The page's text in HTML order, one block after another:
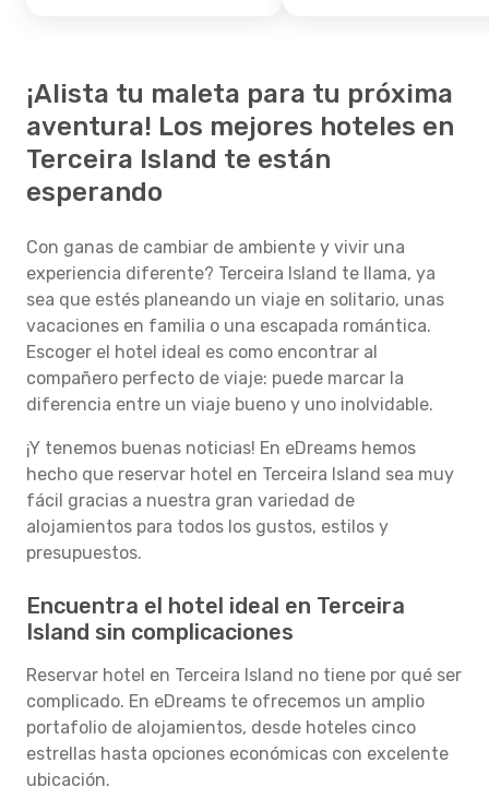
¡Alista tu maleta para tu próxima
aventura! Los mejores hoteles en
Terceira Island te están
esperando
Con ganas de cambiar de ambiente y vivir una
experiencia diferente? Terceira Island te llama, ya
sea que estés planeando un viaje en solitario, unas
vacaciones en familia o una escapada romántica.
Escoger el hotel ideal es como encontrar al
compañero perfecto de viaje: puede marcar la
diferencia entre un viaje bueno y uno inolvidable.
¡Y tenemos buenas noticias! En eDreams hemos
hecho que reservar hotel en Terceira Island sea muy
fácil gracias a nuestra gran variedad de
alojamientos para todos los gustos, estilos y
presupuestos.
Encuentra el hotel ideal en Terceira
Island sin complicaciones
Reservar hotel en Terceira Island no tiene por qué ser
complicado. En eDreams te ofrecemos un amplio
portafolio de alojamientos, desde hoteles cinco
estrellas hasta opciones económicas con excelente
ubicación.